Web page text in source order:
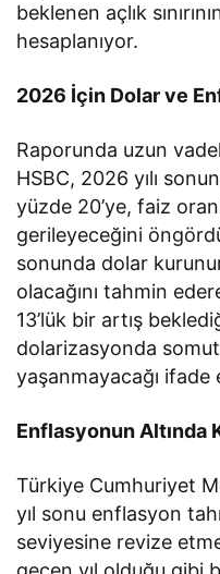
beklenen açlık
hesaplanıyor.
2026 İçin Dolar ve
Raporunda uzun
HSBC, 2026 yılı
yüzde 20’ye, faiz
gerileyeceğini
sonunda dolar
olacağını tahmin
13’lük bir artış
dolarizasyonda
yaşanmayacağı ifade
Enflasyonun Altında
Türkiye Cumhuriyet
yıl sonu enflasyon
seviyesine revize